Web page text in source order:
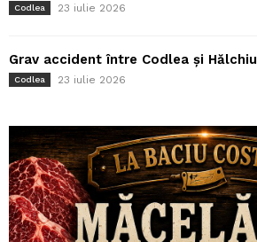
Codlea 23 iulie 2026
Grav accident între Codlea și Hălchiu
Codlea 23 iulie 2026